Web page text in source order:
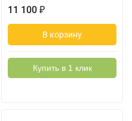
11 100 ₽
В корзину
Купить в 1 клик